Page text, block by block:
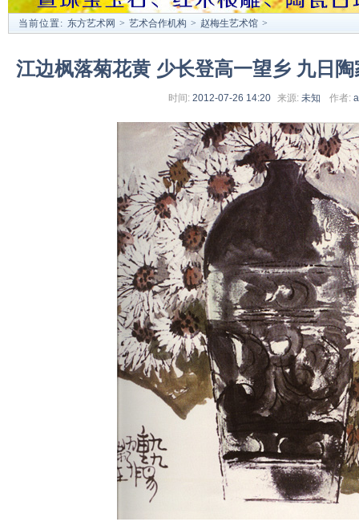
当前位置: 东方艺术网 > 艺术合作机构 > 赵梅生艺术馆 >
江边枫落菊花黄 少长登高一望乡 九日
时间: 2012-07-26 14:20 来源: 未知 作者: